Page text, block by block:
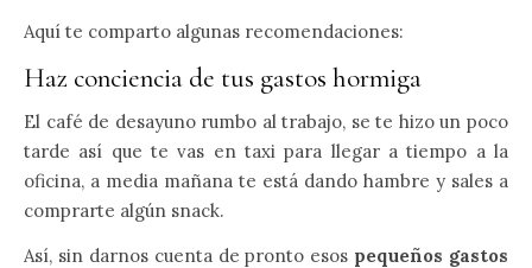
Aquí te comparto algunas recomendaciones:
Haz conciencia de tus gastos hormiga
El café de desayuno rumbo al trabajo, se te hizo un poco
tarde así que te vas en taxi para llegar a tiempo a la
oficina, a media mañana te está dando hambre y sales a
comprarte algún snack.
Así, sin darnos cuenta de pronto esos pequeños gastos